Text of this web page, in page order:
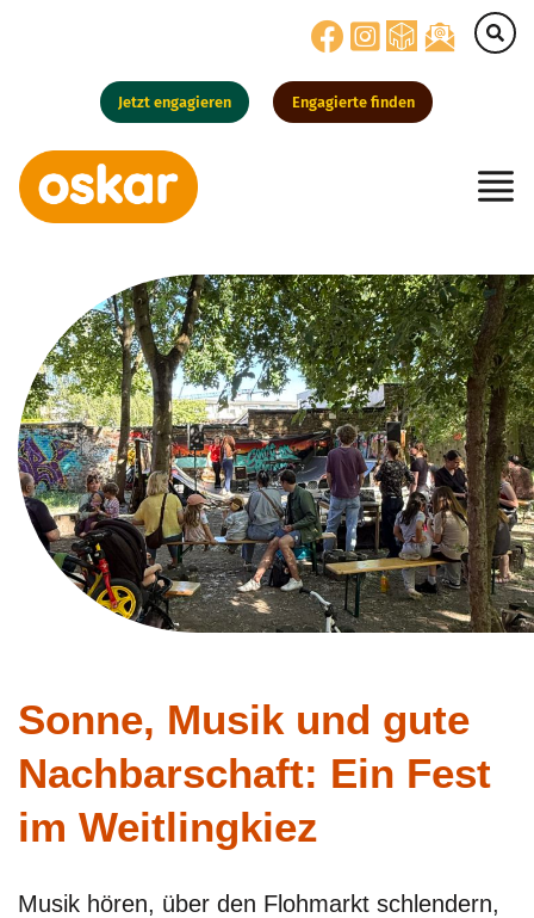
Jetzt engagieren Engagierte finden
Hauptnavigation
Sonne, Musik und gute
Nachbarschaft: Ein Fest
im Weitlingkiez
Musik hören, über den Flohmarkt schlendern,